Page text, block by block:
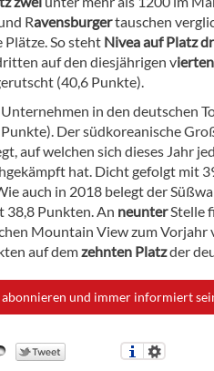
Ravensburgertauschen
Plätze. So steht Niveaauf Platz
auf den diesjährigen v
(40,6 Punkte).
in den deutschen
Der südkoreanische
auf welchen sich dieses Jahr
hat. Dicht gefolgt mit
auch in 2018 belegt der
38,8 Punkten. An neunterStelle
Mountain View zum Vorjahr
auf demzehnten Platzder
und immer informiert